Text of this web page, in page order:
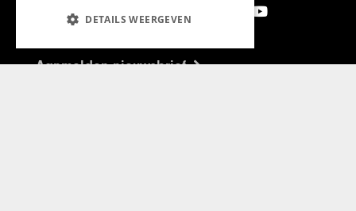
Aanmelden nieuwsbrief
DETAILS WEERGEVEN